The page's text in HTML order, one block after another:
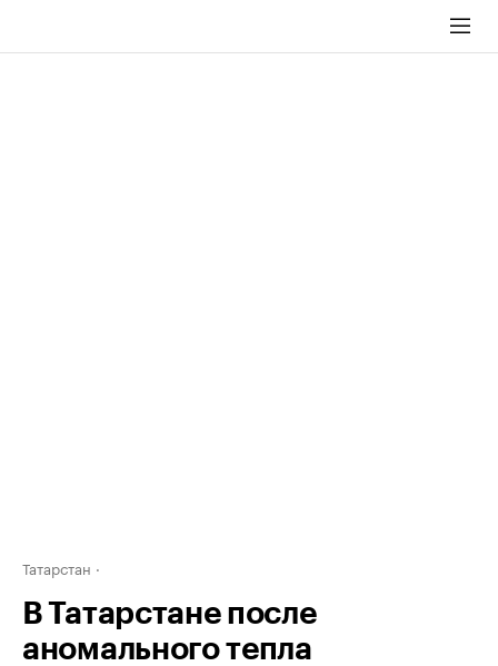
Татарстан
В Татарстане после
аномального тепла